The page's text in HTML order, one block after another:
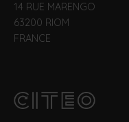
14 RUE MARENGO
63200 RIOM
FRANCE